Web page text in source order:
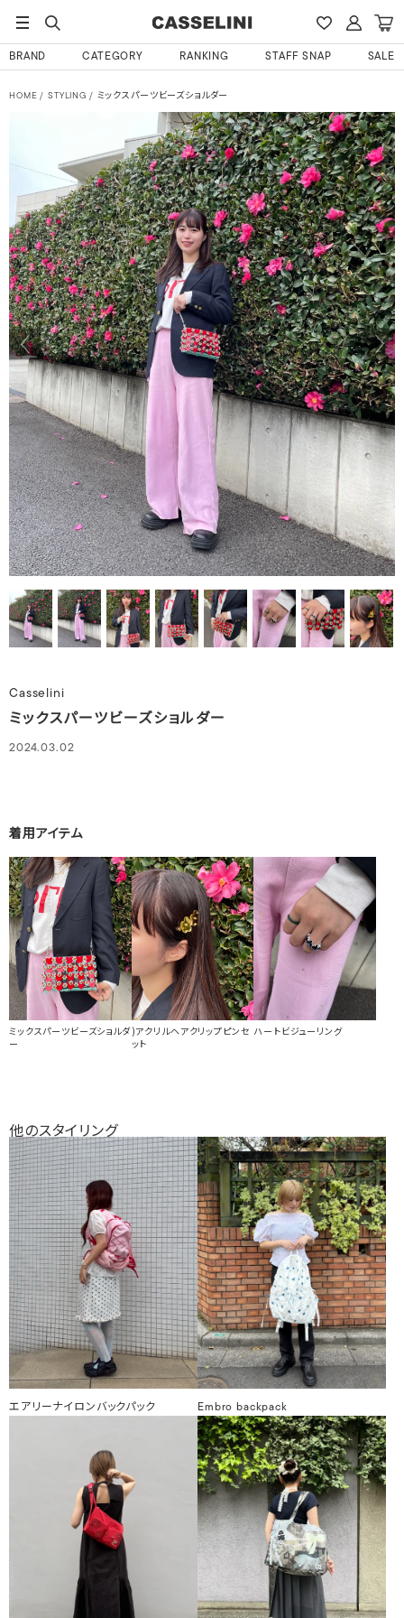
BRAND CATEGORY RANKING STAFF SNAP SALE
HOME STYLING ミックスパーツビーズショルダー
Casselini
ミックスパーツビーズショルダー
2024.03.02
着用アイテム
ミックスパーツビーズショルダ
ー
)アクリルヘアクリップピンセ
ット
ハートビジューリング
他のスタイリング
エアリーナイロンバックパック Embro backpack